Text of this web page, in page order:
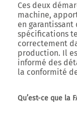
Ces deux
machine,
en
spécifications
correctement
production. Il
informé des
la conformité
Qu’est-ce que la